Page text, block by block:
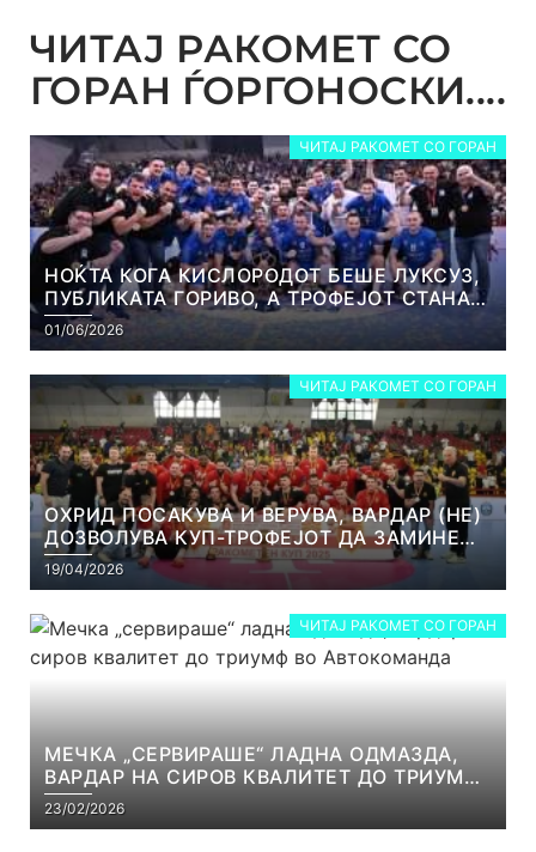
ЧИТАЈ РАКОМЕТ СО
ГОРАН ЃОРГОНОСКИ....
ЧИТАЈ РАКОМЕТ СО ГОРАН
НОЌТА КОГА КИСЛОРОДОТ БЕШЕ ЛУКСУЗ,
ПУБЛИКАТА ГОРИВО, А ТРОФЕЈОТ СТАНА
РЕАЛНОСТ
01/06/2026
ЧИТАЈ РАКОМЕТ СО ГОРАН
ОХРИД ПОСАКУВА И ВЕРУВА, ВАРДАР (НЕ)
ДОЗВОЛУВА КУП-ТРОФЕЈОТ ДА ЗАМИНЕ
ОД СКОПЈЕ
19/04/2026
ЧИТАЈ РАКОМЕТ СО ГОРАН
МЕЧКА „СЕРВИРАШЕ“ ЛАДНА ОДМАЗДА,
ВАРДАР НА СИРОВ КВАЛИТЕТ ДО ТРИУМФ
ВО АВТОКОМАНДА
23/02/2026